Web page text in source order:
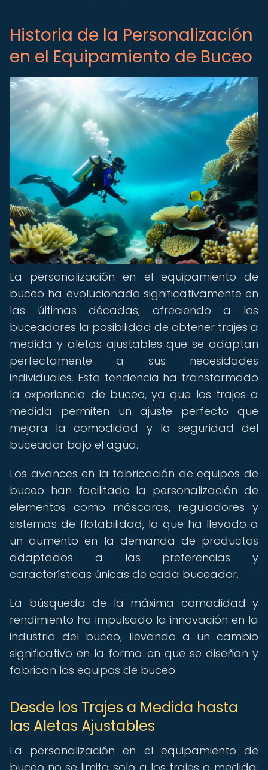
Historia de la Personalización
en el Equipamiento de Buceo
La personalización en el equipamiento de
buceo ha evolucionado significativamente en
las últimas décadas, ofreciendo a los
buceadores la posibilidad de obtener trajes a
medida y aletas ajustables que se adaptan
perfectamente a sus necesidades
individuales. Esta tendencia ha transformado
la experiencia de buceo, ya que los trajes a
medida permiten un ajuste perfecto que
mejora la comodidad y la seguridad del
buceador bajo el agua.
Los avances en la fabricación de equipos de
buceo han facilitado la personalización de
elementos como máscaras, reguladores y
sistemas de flotabilidad, lo que ha llevado a
un aumento en la demanda de productos
adaptados a las preferencias y
características únicas de cada buceador.
La búsqueda de la máxima comodidad y
rendimiento ha impulsado la innovación en la
industria del buceo, llevando a un cambio
significativo en la forma en que se diseñan y
fabrican los equipos de buceo.
Desde los Trajes a Medida hasta
las Aletas Ajustables
La personalización en el equipamiento de